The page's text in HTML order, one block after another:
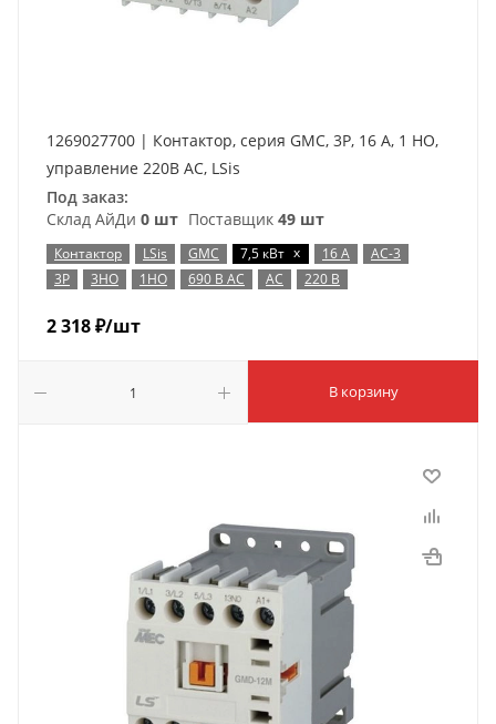
1269027700 | Контактор, серия GMC, 3P, 16 А, 1 НО,
управление 220В AC, LSis
Под заказ:
Склад АйДи 0 шт Поставщик 49 шт
Контактор LSis GMC 7,5 кВт x 16 А
AC-3
3P
3НО 1НО 690 В AC AC 220 В
2 318₽/шт
В корзину